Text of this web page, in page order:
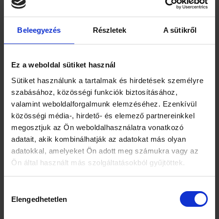
Beleegyezés Részletek A sütikről
Ez a weboldal sütiket használ
Sütiket használunk a tartalmak és hirdetések személyre
szabásához, közösségi funkciók biztosításához,
valamint weboldalforgalmunk elemzéséhez. Ezenkívül
közösségi média-, hirdető- és elemező partnereinkkel
megosztjuk az Ön weboldalhasználatra vonatkozó
adatait, akik kombinálhatják az adatokat más olyan
adatokkal, amelyeket Ön adott meg számukra vagy az
Ön által használt más szolgáltatásokból gyűjtöttek.
kiválasztása
Elengedhetetlen
A K2-vitamin „irányt mutat”:
• segít, hogy a kalcium a csontokba épüljön
• és ne az erekben vagy lágyszövetekben rakódjon le
Magnézium – a csendes szabályozó
A magnézium:
• szükséges a D-vitamin aktiválásához
• támogatja a csontanyagcserét
• segíti az izmok és idegrendszer működését
Magnéziumhiány esetén:
• a D-vitamin hatása gyengül
• a csontvédelem nem lesz teljes
Hogyan érdemes szedni?
✔️ D-vitamin: zsírban oldódó vitamin, ezért reggeli